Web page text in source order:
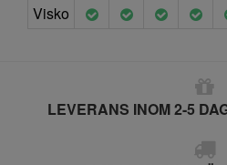
Visko
LEVERANS INOM 2-5